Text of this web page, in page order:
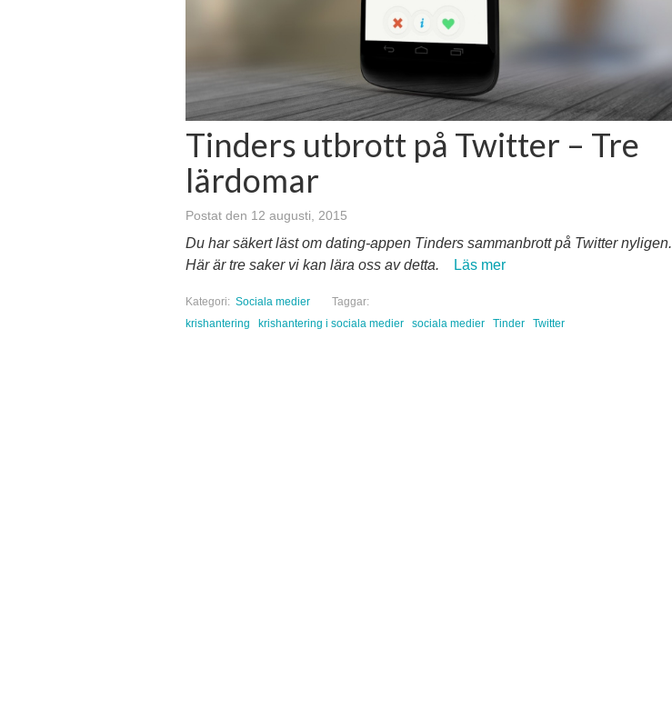
Tinders utbrott på Twitter – Tre
lärdomar
Postat den 12 augusti, 2015
Du har säkert läst om dating-appen Tinders sammanbrott på Twitter nyligen.
Här är tre saker vi kan lära oss av detta.
Läs mer
Kategori: Sociala medier
Taggar:
krishantering
krishantering i sociala medier sociala medier Tinder Twitter